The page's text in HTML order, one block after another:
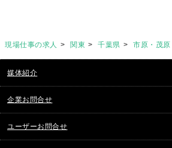
現場仕事の求人 関東 千葉県 市原・茂原
媒体紹介
企業お問合せ
ユーザーお問合せ